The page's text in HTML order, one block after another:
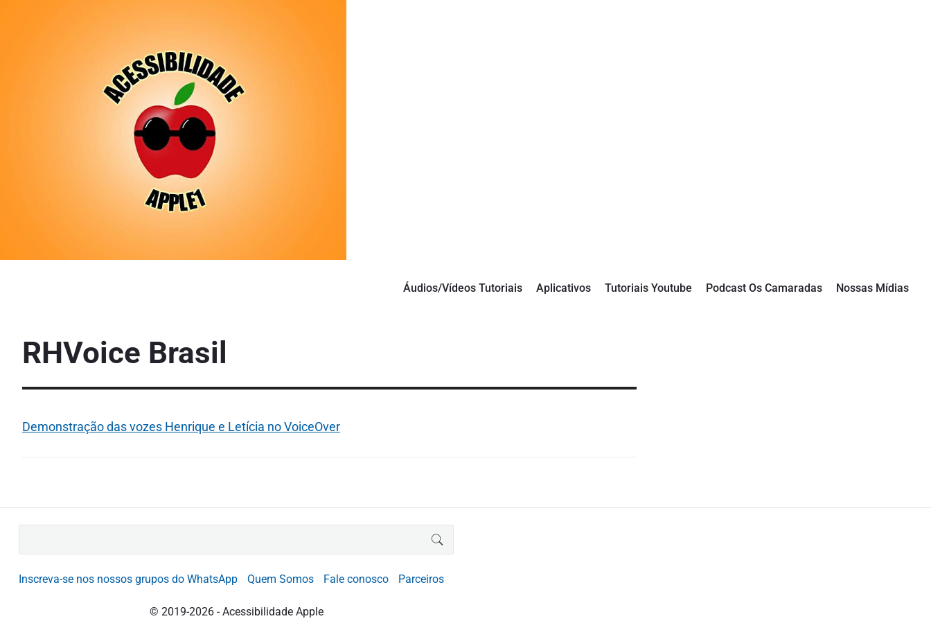
Áudios/Vídeos Tutoriais Aplicativos Tutoriais Youtube Podcast Os Camaradas Nossas Mídias
RHVoice Brasil
Demonstração das vozes Henrique e Letícia no VoiceOver
c
BUSCAR
Inscreva-se nos nossos grupos do WhatsApp Quem Somos Fale conosco Parceiros
© 2019-2026 - Acessibilidade Apple